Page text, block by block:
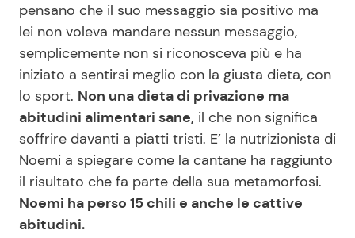
Salute
Viaggi e Turismo
Festività
Ricette Facili e Veloci
Ricette Feste
Ricette per Bambini
Seguici
pensano che il suo messaggio sia positivo ma
lei non voleva mandare nessun messaggio,
semplicemente non si riconosceva più e ha
iniziato a sentirsi meglio con la giusta dieta, con
lo sport. Non una dieta di privazione ma
abitudini alimentari sane, il che non significa
soffrire davanti a piatti tristi. E’ la nutrizionista di
Noemi a spiegare come la cantane ha raggiunto
il risultato che fa parte della sua metamorfosi.
Noemi ha perso 15 chili e anche le cattive
abitudini.